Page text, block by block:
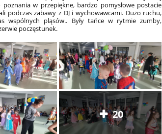
w przepiękne, bardzo pomysłowe postacie
podczas zabawy z DJ i wychowawcami. Dużo ruchu,
wspólnych pląsów.. Były tańce w rytmie zumby,
poczęstunek.
20